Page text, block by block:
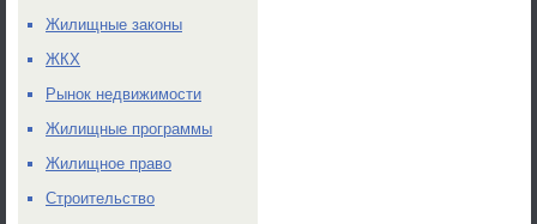
Жилищные законы
ЖКХ
Рынок недвижимости
Жилищные программы
Жилищное право
Строительство